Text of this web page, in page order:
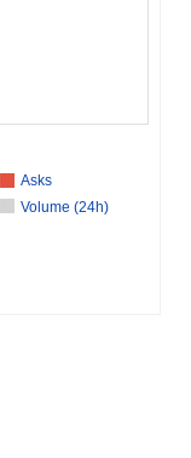
Asks
Volume (24h)